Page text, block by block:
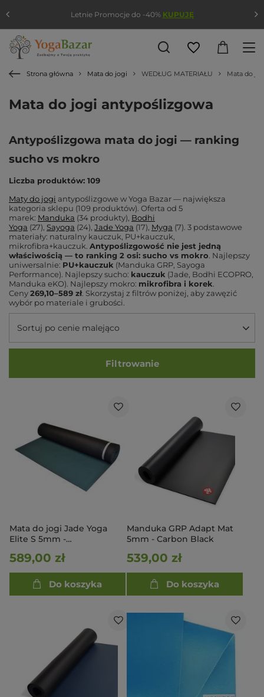
Strona główna Mata do jogi WEDŁUG MATERIAŁU Mata do
Mata do jogi antypoślizgowa
Antypoślizgowa mata do jogi — ranking
sucho vs mokro
Liczba produktów: 109
Maty do jogi antypoślizgowe w Yoga Bazar — największa
kategoria sklepu (109 produktów). Oferta od 5
marek: Manduka (34 produkty), Bodhi
Yoga (27), Sayoga (24), Jade Yoga (17), Myga (7). 3 podstawowe
materiały: naturalny kauczuk, PU+kauczuk,
mikrofibra+kauczuk. Antypoślizgowość nie jest jedną
właściwością — to ranking 2 osi: sucho vs mokro. Najlepszy
uniwersalnie: PU+kauczuk (Manduka GRP, Sayoga
Performance). Najlepszy sucho: kauczuk (Jade, Bodhi ECOPRO,
Manduka eKO). Najlepszy mokro: mikrofibra i korek.
Ceny269,10–589 zł. Skorzystaj z filtrów poniżej, aby zawęzić
wybór po materiale i grubości.
Sortuj po cenie malejąco
Filtrowanie
Mata do jogi Jade Yoga
Elite S 5mm -
589,00 zł
Do koszyka
Manduka GRP Adapt Mat
5mm - Carbon Black
539,00 zł
Do koszyka
Letnie Promocje do -40% KUPUJĘ